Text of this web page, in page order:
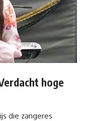
hoge
die zangeres